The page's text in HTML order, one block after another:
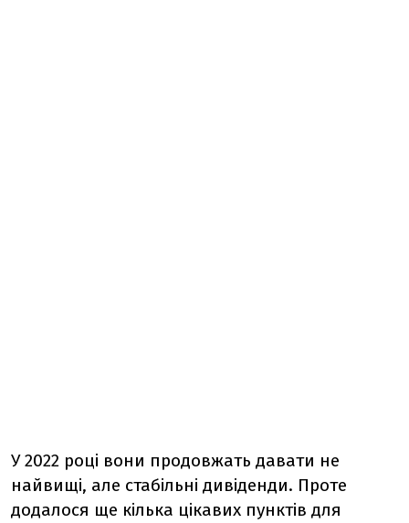
У 2022 році вони продовжать давати не
найвищі, але стабільні дивіденди. Проте
додалося ще кілька цікавих пунктів для